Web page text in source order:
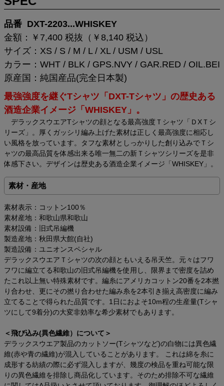
品番 DXT-2203...WHISKEY
金額：￥7,400 税抜（￥8,140 税込）
サイズ：XS / S / M / L / XL / USM / USL
カラー：WHT / BLK / GPS.NVY / GAR.RED / OIL.BEI
原産国：純国産品(完全日本製)
最強強度を継ぐTシャツ「DXT-Tシャツ」の歴史ある
酒造企業イメージ「WHISKEY」。
デラックスウエアTシャツの顔となる最高強度Ｔシャツ「ＤXＴシ
リーズ」。厚くガッシリ編み上げた素材は正しく最高強度に相応し
い風格を放っています。タフな素材としっかりした創り込みでＴシ
ャツの最高品質を体感出来る唯一無二の新Ｔシャツシリーズを是非
体感下さい。デザインは歴史ある酒造企業イメージ「WHISKEY」。
素材・産地
素材表示：コットン100％
素材産地：和歌山県和歌山
素材設備：旧式吊編機
製造産地：秋田県大館(自社)
製造設備：ユニオンスペシャル
デラックスウエアＴシャツの次の顔ともいえる吊天竺。元々はフワ
フワに編立てる和歌山の旧式吊編機を使用し、限界まで密度を詰め
たこれ以上無い特殊素材です。編糸にアメリカコットン20番を2本撚
り合わせ、更にその撚り合わせた編み糸を2本引き揃え高密度に編み
立てることで得られた品質です。1日におよそ10m程の生産量(Tシャ
ツにして9着分)の大変非効率な希少素材でもあります。
＜飛び込み(異色繊維）について＞
デラックスウエア製品のカットソー(Tシャツなど)の白物には異色繊
維(赤や青の繊維)が混入していることがあります。 これは綿を糸に
成形する紡績の際に必ず混入しますが、幾度の検品を重ね可能な限
りの異色繊維を排除し商品化しています。そのため排除不可な繊維